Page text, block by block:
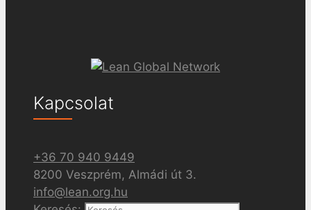
Kapcsolat
+36 70 940 9449
8200 Veszprém, Almádi út 3.
info@lean.org.hu